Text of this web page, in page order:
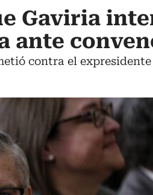
Gaviria
ante
contra el